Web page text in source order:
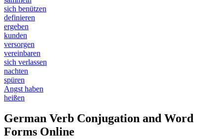
sich benützen
definieren
ergeben
kunden
versorgen
vereinbaren
sich verlassen
nachten
spüren
Angst haben
heißen
German Verb Conjugation and Word
Forms Online